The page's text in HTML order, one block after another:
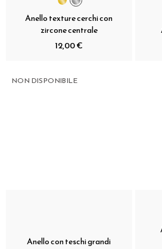
Anello texture cerchi con
zircone centrale
12,00 €
NON DISPONIBILE
Anello con teschi grandi